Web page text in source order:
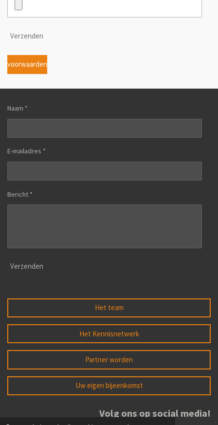
Verzenden
voorwaarden
Naam *
E-mailadres *
Bericht *
Verzenden
Het team
Het Kennisnetwerk
Partner worden
Uw eigen bijeenkomst
Volg ons op social media!